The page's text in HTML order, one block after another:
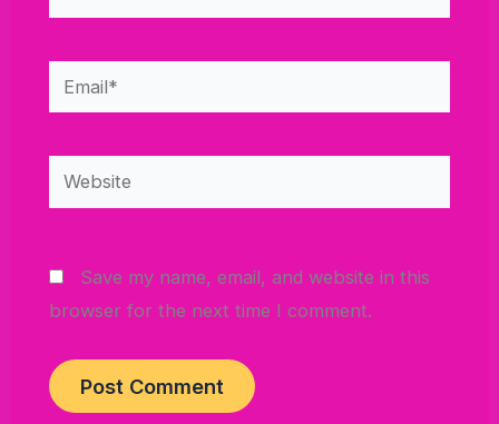
Email*
Website
Save my name, email, and website in this
browser for the next time I comment.